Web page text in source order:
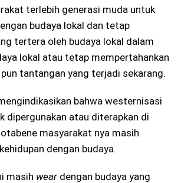
terlebih generasi muda untuk
budaya lokal dan tetap
tertera oleh budaya lokal dalam
lokal atau tetap mempertahankan
tantangan yang terjadi sekarang.
bahwa westernisasi
dipergunakan atau diterapkan di
masyarakat nya masih
dengan budaya.
masih wear dengan budaya yang